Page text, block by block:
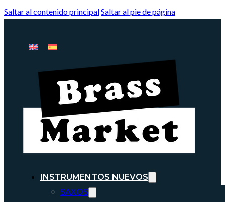
Saltar al contenido principalSaltar al pie de página
INSTRUMENTOS NUEVOS
SAXOS